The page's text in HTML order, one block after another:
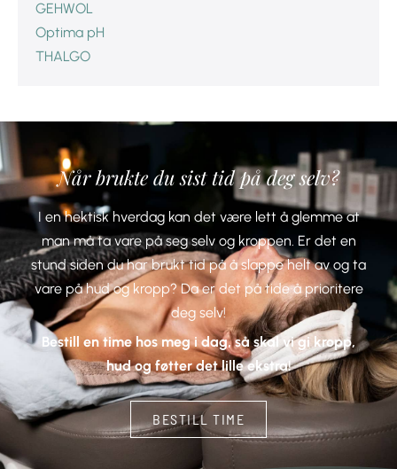
GEHWOL
Optima pH
THALGO
Når brukte du sist tid på deg selv?
I en hektisk hverdag kan det være lett å glemme at
man må ta vare på seg selv og kroppen. Er det en
stund siden du har brukt tid på å slappe helt av og ta
vare på hud og kropp? Da er det på tide å prioritere
deg selv!
Bestill en time hos meg i dag, så skal vi gi kropp,
hud og føtter det lille ekstra!
BESTILL TIME